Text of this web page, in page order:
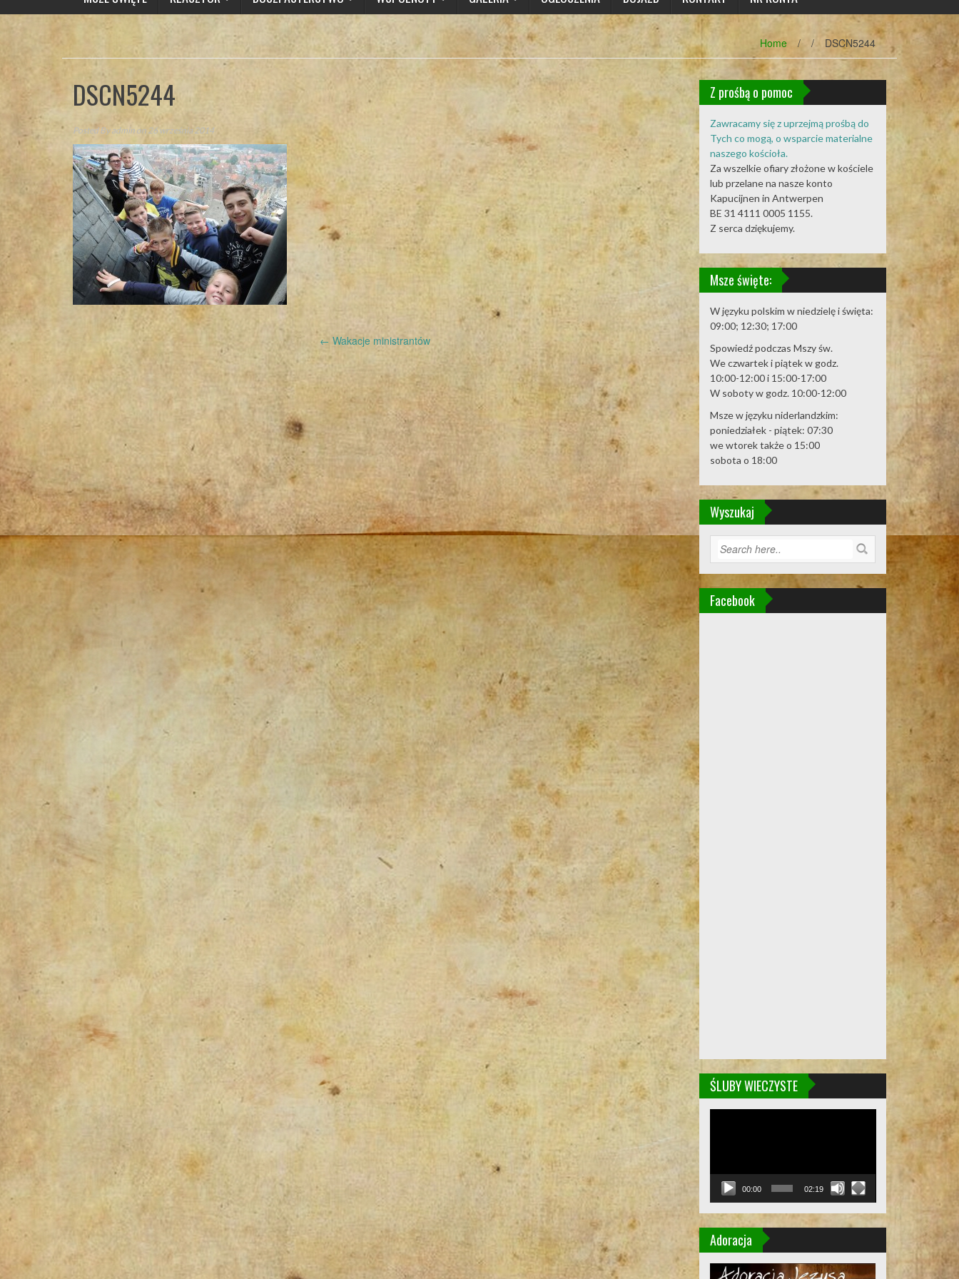
Home / / DSCN5244
DSCN5244
Posted Byadmin on 26 września 2014
Post
navigation
← Wakacje ministrantów
Z prośbą o pomoc
Zawracamy się z uprzejmą prośbą do
Tych co mogą, o wsparcie materialne
naszego kościoła.
Za wszelkie ofiary złożone w kościele
lub przelane na nasze konto
Kapucijnen in Antwerpen
BE 31 4111 0005 1155.
Z serca dziękujemy.
Msze święte:
W języku polskim w niedzielę i święta:
09:00; 12:30; 17:00
Spowiedź podczas Mszy św.
We czwartek i piątek w godz.
10:00-12:00 i 15:00-17:00
W soboty w godz. 10:00-12:00
Msze w języku niderlandzkim:
poniedziałek - piątek: 07:30
we wtorek także o 15:00
sobota o 18:00
Wyszukaj
Facebook
ŚLUBY WIECZYSTE
00:00 02:19
Adoracja